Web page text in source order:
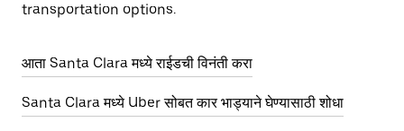
transportation options.
आता Santa Clara मध्ये राईडची विनंती करा
Santa Clara मध्ये Uber सोबत कार भाड्याने घेण्यासाठी शोधा